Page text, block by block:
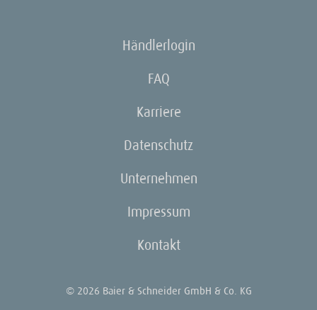
Händlerlogin
FAQ
Karriere
Datenschutz
Unternehmen
Impressum
Kontakt
© 2026 Baier & Schneider GmbH & Co. KG